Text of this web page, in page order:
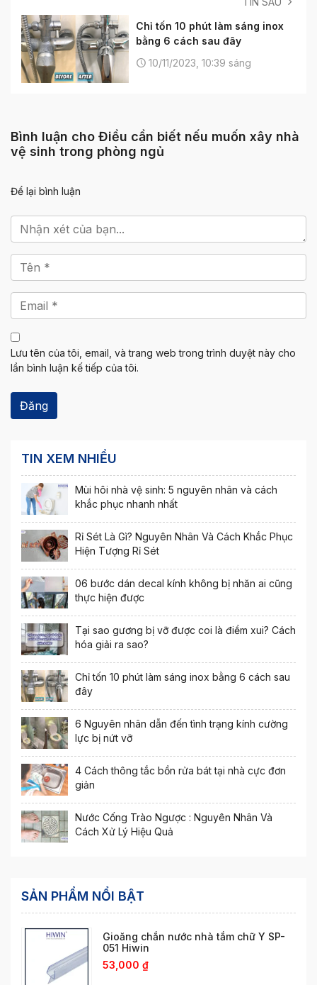
Chỉ tốn 10 phút làm sáng inox
bằng 6 cách sau đây
10/11/2023, 10:39 sáng
Bình luận cho Điều cần biết nếu muốn xây nhà
vệ sinh trong phòng ngủ
Để lại bình luận
Lưu tên của tôi, email, và trang web trong trình duyệt này cho
lần bình luận kế tiếp của tôi.
TIN XEM NHIỀU
Mùi hôi nhà vệ sinh: 5 nguyên nhân và cách
khắc phục nhanh nhất
Rỉ Sét Là Gì? Nguyên Nhân Và Cách Khắc Phục
Hiện Tượng Rỉ Sét
06 bước dán decal kính không bị nhăn ai cũng
thực hiện được
Tại sao gương bị vỡ được coi là điềm xui? Cách
hóa giải ra sao?
Chỉ tốn 10 phút làm sáng inox bằng 6 cách sau
đây
6 Nguyên nhân dẫn đến tình trạng kính cường
lực bị nứt vỡ
4 Cách thông tắc bồn rửa bát tại nhà cực đơn
giản
Nước Cống Trào Ngược : Nguyên Nhân Và
Cách Xử Lý Hiệu Quả
SẢN PHẨM NỔI BẬT
Gioăng chắn nước nhà tắm chữ Y SP-
051 Hiwin
53,000 ₫